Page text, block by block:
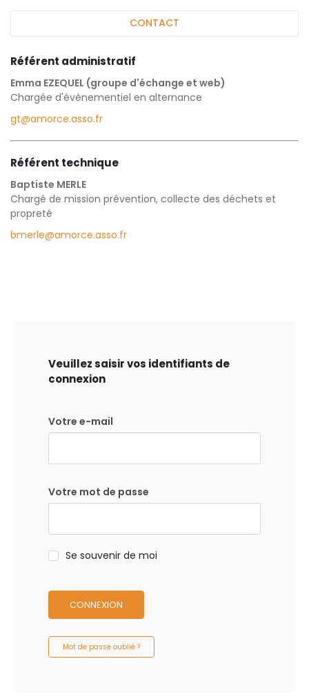
CONTACT
Référent administratif
Emma EZEQUEL (groupe d'échange et web)
Chargée d'évènementiel en alternance
gt@amorce.asso.fr
Référent technique
Baptiste MERLE
Chargé de mission prévention, collecte des déchets et
propreté
bmerle@amorce.asso.fr
Veuillez saisir vos identifiants de
connexion
Votre e-mail
Votre mot de passe
Se souvenir de moi
CONNEXION
Mot de passe oublié ?